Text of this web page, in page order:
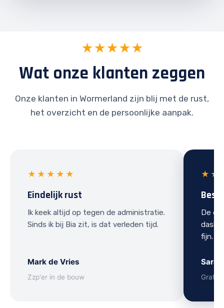
★★★★★
Wat onze klanten zeggen
Onze klanten in Wormerland zijn blij met de rust,
het overzicht en de persoonlijke aanpak.
★★★★★
Eindelijk rust
Ik keek altijd op tegen de administratie.
Sinds ik bij Bia zit, is dat verleden tijd.
Mark de Vries
Zzp'er in de bouw
De
fijn.